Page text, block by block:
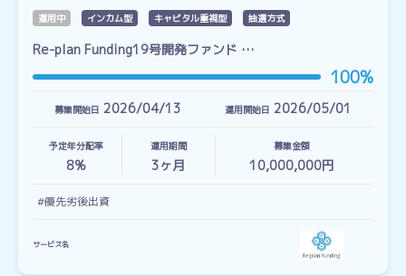
運用中 インカム型 キャピタル重視型 抽選方式
Re-plan Funding19号開発ファンド …
100%
募集開始日 2026/04/13 運用開始日 2026/05/01
予定年分配率
8%
運用期間
3ヶ月
募集金額
10,000,000円
#優先劣後出資
サービス名